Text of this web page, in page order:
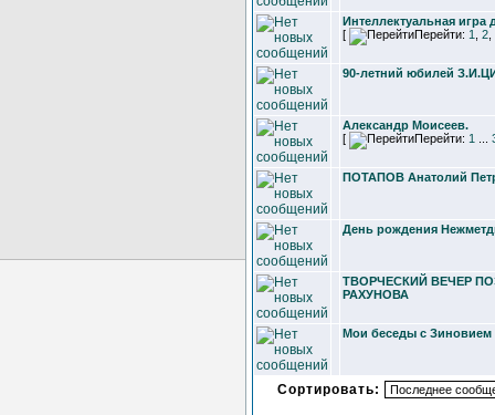
Интеллектуальная игра
[
Перейти: 1 2
90-летний юбилей
Александр Моисеев.
[
Перейти: 1
ПОТАПОВ Анатолий
День рождения
ТВОРЧЕСКИЙ ВЕЧЕР
РАХУНОВА
Мои беседы с
Сортировать: